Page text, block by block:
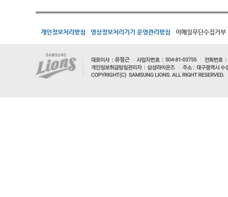
개인정보처리방침 영상정보처리기기 운영관리방침 이메일무단수집거부